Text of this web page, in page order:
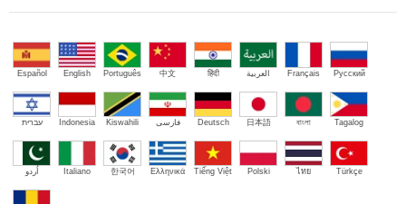
Español English Português 中文 हिंदी العربية Français Русский
עברית Indonesia Kiswahili فارسی Deutsch 日本語 বাংলা Tagalog
اُردو Italiano 한국어 Ελληνικά Tiếng Việt Polski ไทย Türkçe